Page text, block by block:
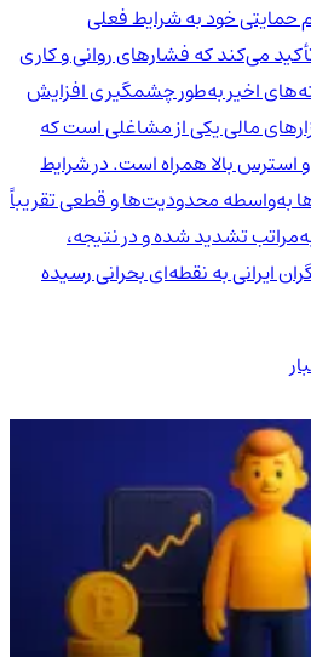
حمایتی خود به شرایط فعلی
می‌کند که فشارهای روانی و کاری
اخیر به‌طور چشمگیری افزایش
مالی یکی از مشاغلی است که
استرس بالا همراه است. در شرایط
به‌واسطه محدودیت‌ها و قطعی تقریباً
تشدید شده و در نتیجه،
ایرانی به نقطه‌ای بحرانی رسیده